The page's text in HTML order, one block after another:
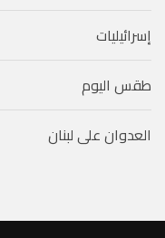
إسرائيليات
طقس اليوم
العدوان على لبنان